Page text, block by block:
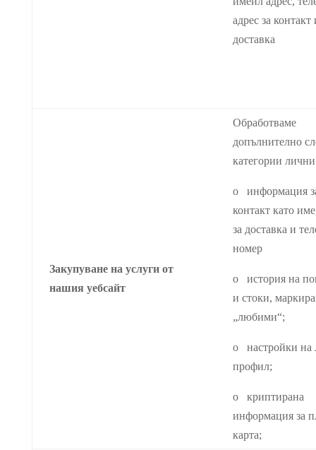
адрес за контакт
доставка
Закупуване на услуги от
нашия уебсайт
Обработваме
допълнително
категории
o информация
контакт като
за доставка и
номер
o история на
и стоки,
„любими“;
o настройки на
профил;
o криптирана
информация за
карта;